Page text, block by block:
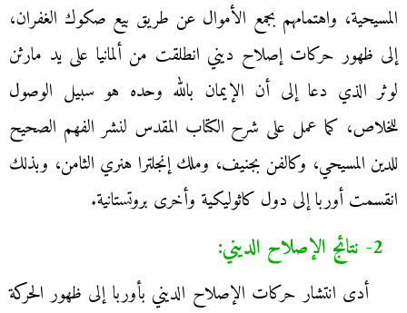
المسيحية، واهتمامهم بجمع الأموال عن طريق بيع صكوك الغفران،
إلى ظهور حركات إصلاح ديني انطلقت من ألمانيا على يد مارثن
لوثر الذي دعا إلى أن الإيمان بالله وحده هو سبيل الوصول
للخلاص، كما عمل على شرح الكتاب المقدس لنشر الفهم الصحيح
للدين المسيحي، وكالفن بجنيف، وملك إنجلترا هنري الثامن، وبذلك
انقسمت أوربا إلى دول كاثوليكية وأخرى بروتستانية.
2- نتائج الإصلاح الديني:
أدى انتشار حركات الإصلاح الديني بأوربا إلى ظهور الحركة